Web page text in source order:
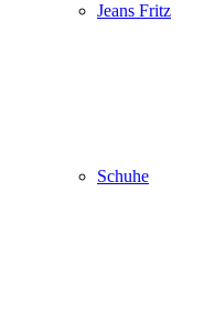
Jeans Fritz
Schuhe